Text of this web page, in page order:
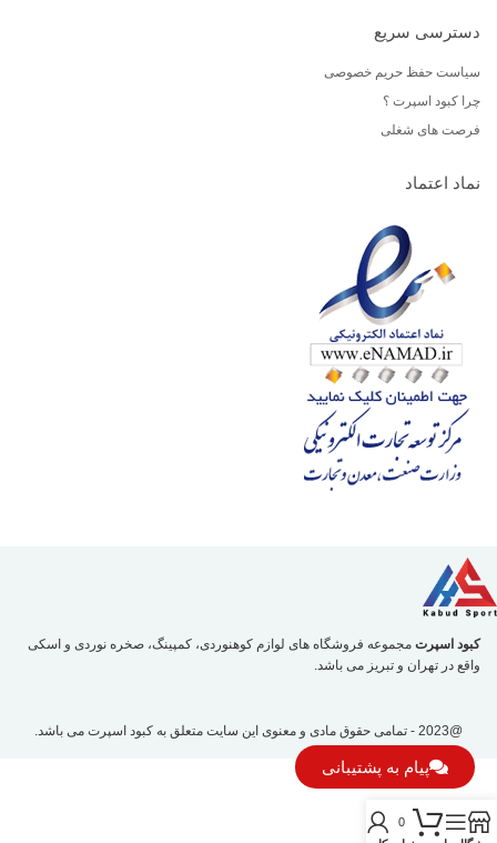
دسترسی سریع
سیاست حفظ حریم خصوصی
چرا کبود اسپرت ؟
فرصت های شغلی
نماد اعتماد
کبود اسپرت مجموعه فروشگاه های لوازم کوهنوردی، کمپینگ، صخره نوردی و اسکی
واقع در تهران و تبریز می باشد.
@2023 - تمامی حقوق مادی و معنوی این سایت متعلق به کبود اسپرت می باشد.
پیام به پشتیبانی
0